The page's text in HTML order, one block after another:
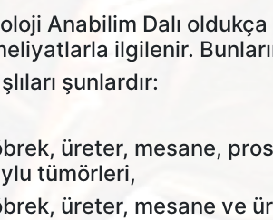
Anabilim Dalı
ilgilenir.
şunlardır:
üreter, mesane,
tümörleri,
üreter, mesane ve